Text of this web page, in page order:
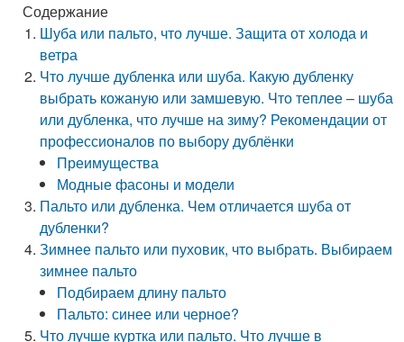
Содержание
Шуба или пальто, что лучше. Защита от холода и
ветра
Что лучше дубленка или шуба. Какую дубленку
выбрать кожаную или замшевую. Что теплее – шуба
или дубленка, что лучше на зиму? Рекомендации от
профессионалов по выбору дублёнки
Преимущества
Модные фасоны и модели
Пальто или дубленка. Чем отличается шуба от
дубленки?
Зимнее пальто или пуховик, что выбрать. Выбираем
зимнее пальто
Подбираем длину пальто
Пальто: синее или черное?
Что лучше куртка или пальто. Что лучше в